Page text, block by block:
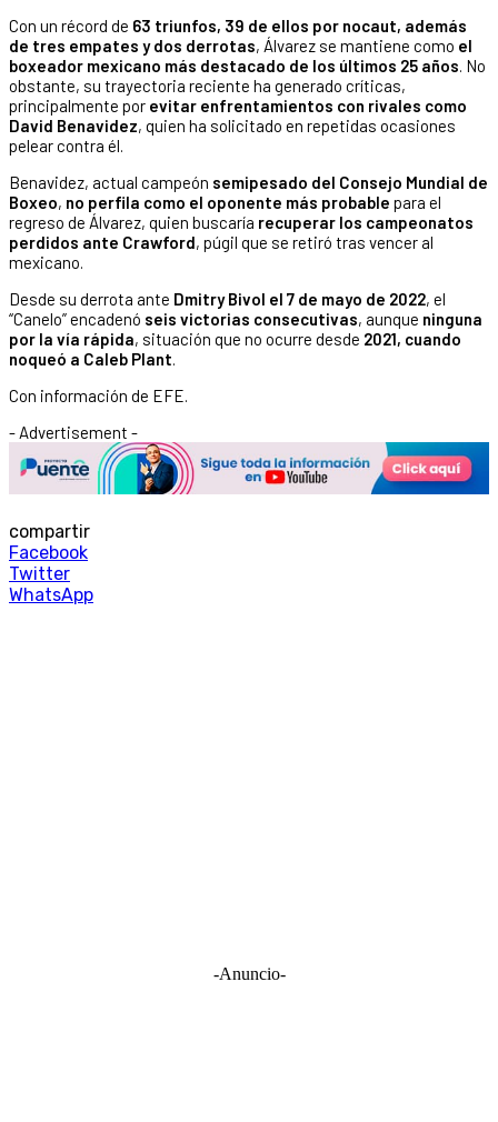
Con un récord de 63 triunfos, 39 de ellos por nocaut, además
de tres empates y dos derrotas, Álvarez se mantiene como el
boxeador mexicano más destacado de los últimos 25 años. No
obstante, su trayectoria reciente ha generado críticas,
principalmente por evitar enfrentamientos con rivales como
David Benavidez, quien ha solicitado en repetidas ocasiones
pelear contra él.
Benavidez, actual campeón semipesado del Consejo Mundial de
Boxeo, no perfila como el oponente más probable para el
regreso de Álvarez, quien buscaría recuperar los campeonatos
perdidos ante Crawford, púgil que se retiró tras vencer al
mexicano.
Desde su derrota ante Dmitry Bivol el 7 de mayo de 2022, el
“Canelo” encadenó seis victorias consecutivas, aunque ninguna
por la vía rápida, situación que no ocurre desde 2021, cuando
noqueó a Caleb Plant.
Con información de EFE.
- Advertisement -
compartir
Facebook
Twitter
WhatsApp
-Anuncio-